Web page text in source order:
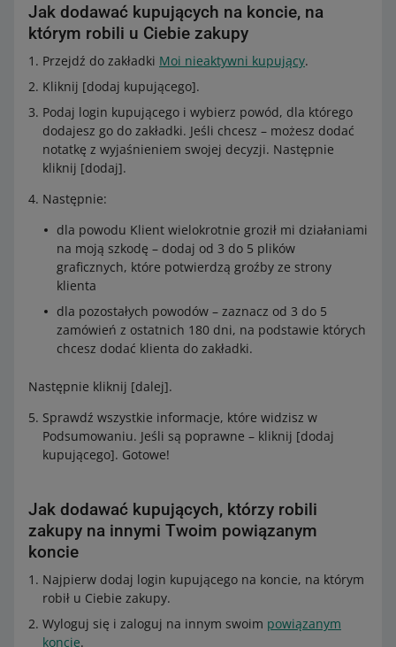
Jak dodawać kupujących na koncie, na
którym robili u Ciebie zakupy
Przejdź do zakładki Moi nieaktywni kupujący.
Kliknij [dodaj kupującego].
Podaj login kupującego i wybierz powód, dla którego
dodajesz go do zakładki. Jeśli chcesz – możesz dodać
notatkę z wyjaśnieniem swojej decyzji. Następnie
kliknij [dodaj].
Następnie:
dla powodu Klient wielokrotnie groził mi działaniami
na moją szkodę – dodaj od 3 do 5 plików
graficznych, które potwierdzą groźby ze strony
klienta
dla pozostałych powodów – zaznacz od 3 do 5
zamówień z ostatnich 180 dni, na podstawie których
chcesz dodać klienta do zakładki.
Następnie kliknij [dalej].
Sprawdź wszystkie informacje, które widzisz w
Podsumowaniu. Jeśli są poprawne – kliknij [dodaj
kupującego]. Gotowe!
Jak dodawać kupujących, którzy robili
zakupy na innymi Twoim powiązanym
koncie
Najpierw dodaj login kupującego na koncie, na którym
robił u Ciebie zakupy.
Wyloguj się i zaloguj na innym swoim powiązanym
koncie.